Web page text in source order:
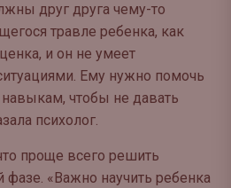
друг друга чему-то
травле ребенка, как
и он не умеет
Ему нужно помочь
чтобы не давать
психолог.
проще всего решить
фазе. «Важно научить ребенка